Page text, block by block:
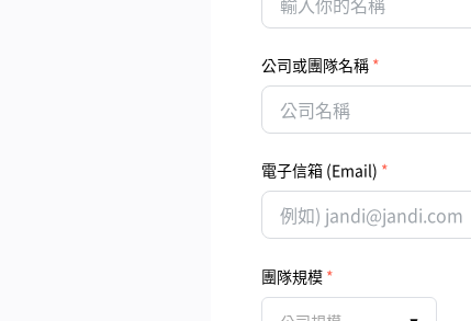
公司或團隊名稱
電子信箱 (Email)
團隊規模